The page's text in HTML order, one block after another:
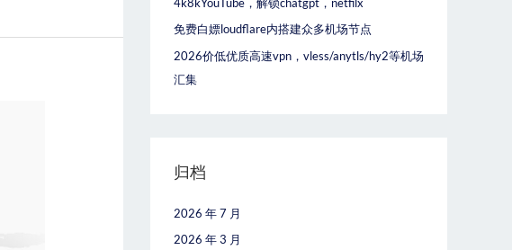
免费白嫖loudflare内搭建众多机场节点
2026价低优质高速vpn，vless/anytls/hy2等机场
汇集
归档
2026 年 7 月
2026 年 3 月